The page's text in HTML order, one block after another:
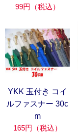
99円（税込）
YKK 玉付き コイ
ルファスナー 30c
m
165円（税込）